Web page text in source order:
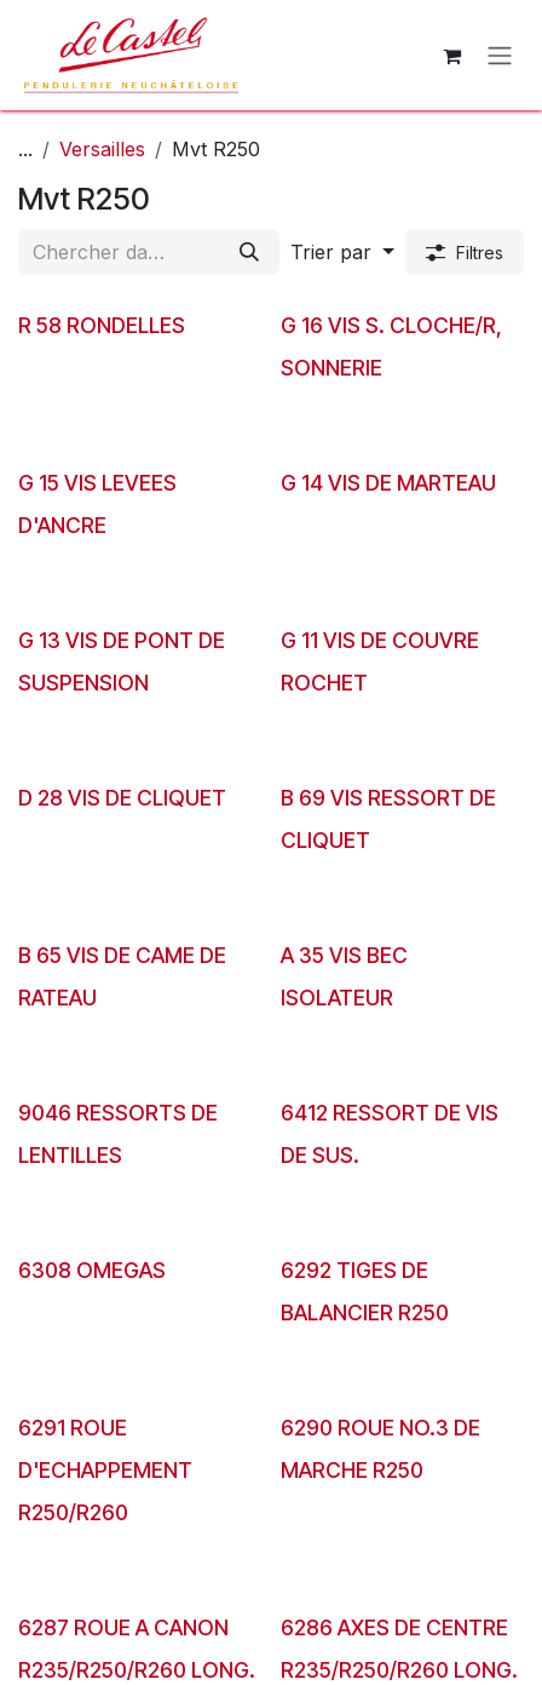
Se rendre au contenu
... Versailles Mvt R250
Mvt R250
Trier par Filtres
R 58 RONDELLES
G 16 VIS S. CLOCHE/R,
SONNERIE
G 15 VIS LEVEES
D'ANCRE
G 14 VIS DE MARTEAU
G 13 VIS DE PONT DE
SUSPENSION
G 11 VIS DE COUVRE
ROCHET
D 28 VIS DE CLIQUET
B 69 VIS RESSORT DE
CLIQUET
B 65 VIS DE CAME DE
RATEAU
A 35 VIS BEC
ISOLATEUR
9046 RESSORTS DE
LENTILLES
6412 RESSORT DE VIS
DE SUS.
6308 OMEGAS
6292 TIGES DE
BALANCIER R250
6291 ROUE
D'ECHAPPEMENT
R250/R260
6290 ROUE NO.3 DE
MARCHE R250
6287 ROUE A CANON
R235/R250/R260 LONG.
6286 AXES DE CENTRE
R235/R250/R260 LONG.